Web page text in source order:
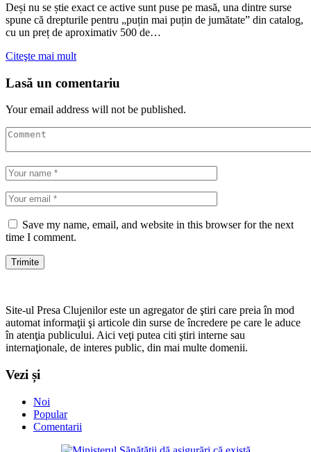
Deși nu se știe exact ce active sunt puse pe masă, una dintre surse
spune că drepturile pentru „puțin mai puțin de jumătate” din catalog,
cu un preț de aproximativ 500 de…
Citeşte mai mult
Lasă un comentariu
Your email address will not be published.
Save my name, email, and website in this browser for the next
time I comment.
Site-ul Presa Clujenilor este un agregator de ştiri care preia în mod
automat informaţii şi articole din surse de încredere pe care le aduce
în atenţia publicului. Aici veţi putea citi ştiri interne sau
internaţionale, de interes public, din mai multe domenii.
Vezi și
Noi
Popular
Comentarii